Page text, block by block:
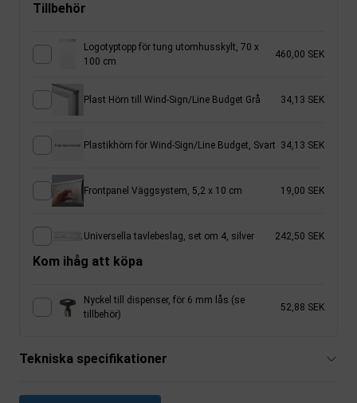
Tillbehör
Logotyptopp för tung utomhusskylt, 70 x
100 cm
460,00 SEK
Plast Hörn till Wind-Sign/Line Budget Grå 34,13 SEK
Plastikhörn för Wind-Sign/Line Budget, Svart 34,13 SEK
Frontpanel Väggsystem, 5,2 x 10 cm 19,00 SEK
Universella tavlebeslag, set om 4, silver 242,50 SEK
Kom ihåg att köpa
Nyckel till dispenser, för 6 mm lås (se
tillbehör)
52,88 SEK
Tekniska specifikationer